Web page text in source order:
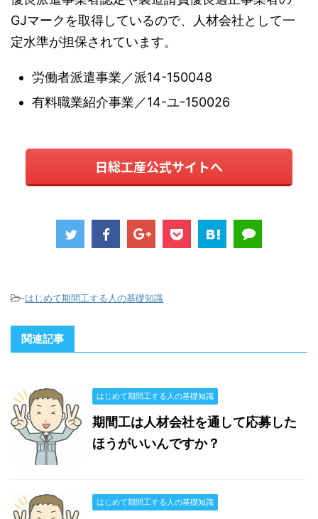
GJマークを取得しているので、人材会社として一
定水準が担保されています。
労働者派遣事業／派14-150048
有料職業紹介事業／14-ユ-150026
日総工産公式サイトへ
-はじめて期間工する人の基礎知識
関連記事
はじめて期間工する人の基礎知識
期間工は人材会社を通して応募した
ほうがいいんですか？
はじめて期間工する人の基礎知識